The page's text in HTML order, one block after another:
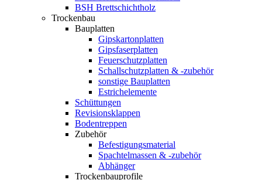
BSH Brettschichtholz
Trockenbau
Bauplatten
Gipskartonplatten
Gipsfaserplatten
Feuerschutzplatten
Schallschutzplatten & -zubehör
sonstige Bauplatten
Estrichelemente
Schüttungen
Revisionsklappen
Bodentreppen
Zubehör
Befestigungsmaterial
Spachtelmassen & -zubehör
Abhänger
Trockenbauprofile